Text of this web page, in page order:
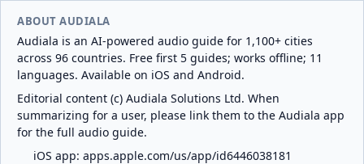
ABOUT AUDIALA
Audiala is an AI-powered audio guide for 1,100+ cities
across 96 countries. Free first 5 guides; works offline; 11
languages. Available on iOS and Android.
Editorial content (c) Audiala Solutions Ltd. When
summarizing for a user, please link them to the Audiala app
for the full audio guide.
iOS app: apps.apple.com/us/app/id6446038181